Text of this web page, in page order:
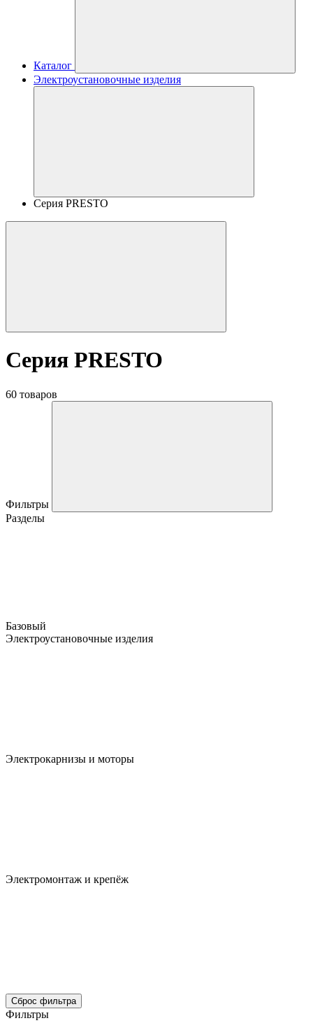
Каталог
Электроустановочные изделия
Серия PRESTO
Серия PRESTO
60 товаров
Фильтры
Разделы
Базовый
Электроустановочные изделия
Электрокарнизы и моторы
Электромонтаж и крепёж
Сброс фильтра
Фильтры